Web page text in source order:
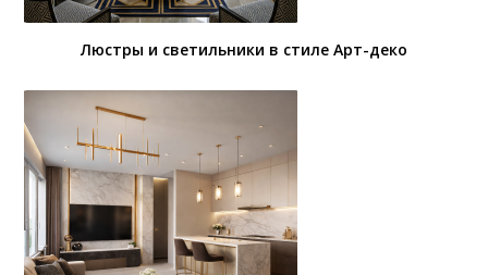
Люстры и светильники в стиле Арт-деко